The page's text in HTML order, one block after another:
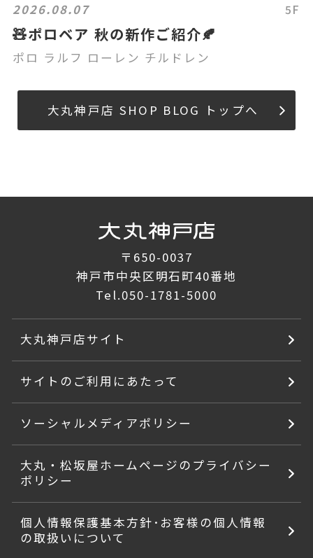
2026.08.07 5F
🧸ポロベア 秋の新作ご紹介🍂
ポロ ラルフ ローレン チルドレン
大丸神戸店 SHOP BLOG トップへ
〒650-0037
神戸市中央区明石町40番地
Tel.050-1781-5000
大丸神戸店サイト
サイトのご利用にあたって
ソーシャルメディアポリシー
大丸・松坂屋ホームページのプライバシー
ポリシー
個人情報保護基本方針･お客様の個人情報
の取扱いについて